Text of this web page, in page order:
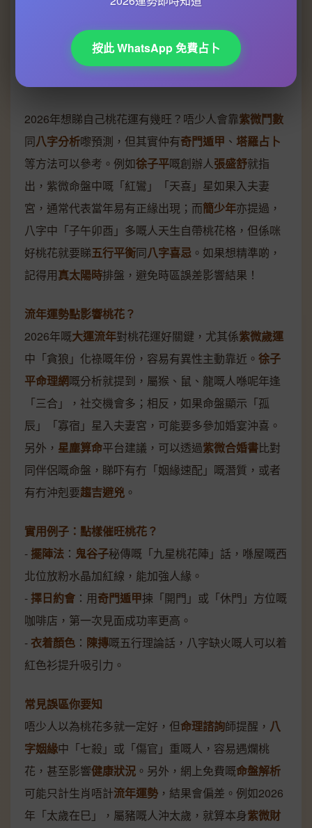
桃花運勢大公開
2026年想睇自己桃花運有幾旺？唔少人會靠紫微鬥數
同八字分析嚟預測，但其實仲有奇門遁甲 、 塔羅占卜
等方法可以參考。例如徐子平嘅創辦人張盛舒就指
出，紫微命盤中嘅「紅鸞」「天喜」星如果入夫妻
宮，通常代表當年易有正緣出現；而簡少年亦提過，
八字中「子午卯酉」多嘅人天生自帶桃花格，但係咪
好桃花就要睇五行平衡同八字喜忌 。如果想精準啲，
記得用真太陽時排盤，避免時區誤差影響結果！
流年運勢點影響桃花？
2026年嘅大運流年對桃花運好關鍵，尤其係紫微歲運
中「貪狼」化祿嘅年份，容易有異性主動靠近。 徐子
平命理網嘅分析就提到，屬猴、鼠、龍嘅人喺呢年逢
「三合」，社交機會多；相反，如果命盤顯示「孤
辰」「寡宿」星入夫妻宮，可能要多參加婚宴沖喜。
另外， 星塵算命平台建議，可以透過紫微合婚書比對
同伴侶嘅命盤，睇吓有冇「姻緣速配」嘅潛質，或者
有冇沖剋要趨吉避兇 。
實用例子：點樣催旺桃花？
-擺陣法 ： 鬼谷子秘傳嘅「九星桃花陣」話，喺屋嘅西
北位放粉水晶加紅線，能加強人緣。
- 擇日約會 ：用奇門遁甲揀「開門」或「休門」方位嘅
咖啡店，第一次見面成功率更高。
- 衣着顏色 ： 陳摶嘅五行理論話，八字缺火嘅人可以着
紅色衫提升吸引力。
常見誤區你要知
唔少人以為桃花多就一定好，但命理諮詢師提醒， 八
字姻緣中「七殺」或「傷官」重嘅人，容易遇爛桃
花，甚至影響健康狀況 。另外，網上免費嘅命盤解析
可能只計生肖唔計流年運勢 ，結果會偏差。例如2026
年「太歲在巳」，屬豬嘅人沖太歲，就算本身紫微財
按此 WhatsApp 免費占卜